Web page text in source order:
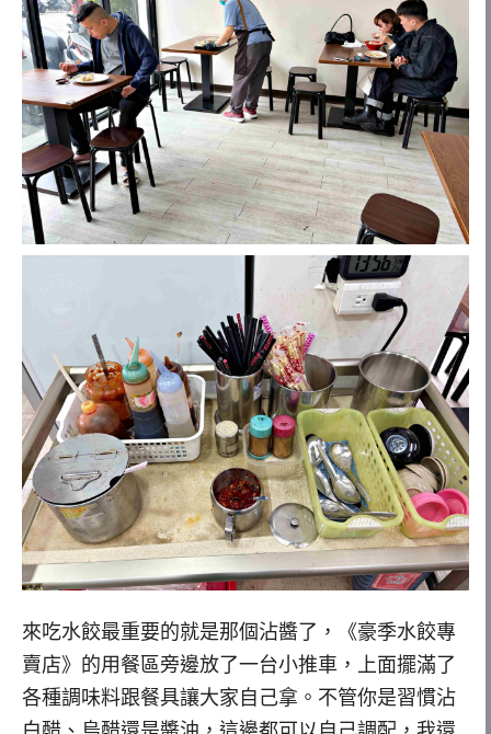
來吃水餃最重要的就是那個沾醬了，《豪季水餃專
賣店》的用餐區旁邊放了一台小推車，上面擺滿了
各種調味料跟餐具讓大家自己拿。不管你是習慣沾